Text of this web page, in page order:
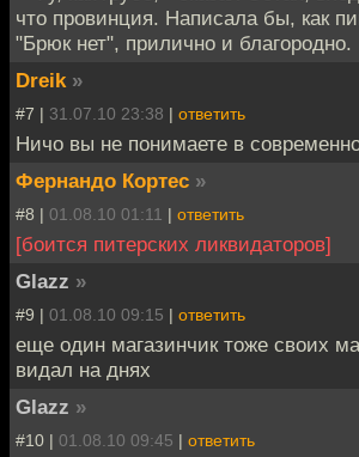
что провинция. Написала бы, как
"Брюк нет", прилично и благородно.
Dreik »
#7 | 31.07.10 23:38 | ответить
Ничо вы не понимаете в
Фернандо Кортес »
#8 | 01.08.10 01:11 | ответить
[боится питерских ликвидаторов]
Glazz »
#9 | 01.08.10 09:15 | ответить
еще один магазинчик тоже своих
видал на днях
Glazz »
#10 | 01.08.10 09:45 | ответить